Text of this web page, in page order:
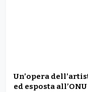
Un’opera
ed esposta all’ONU